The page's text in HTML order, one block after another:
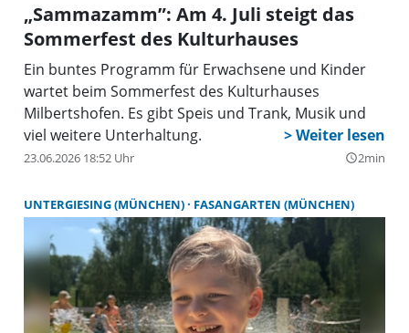
„Sammazamm”: Am 4. Juli steigt das
Sommerfest des Kulturhauses
Ein buntes Programm für Erwachsene und Kinder
wartet beim Sommerfest des Kulturhauses
Milbertshofen. Es gibt Speis und Trank, Musik und
viel weitere Unterhaltung.
23.06.2026 18:52 Uhr query_builder2min
UNTERGIESING (MÜNCHEN) FASANGARTEN (MÜNCHEN)